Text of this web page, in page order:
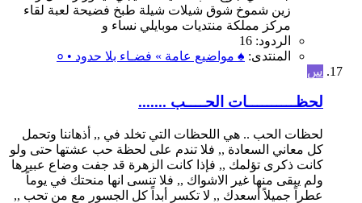
زين شموخ شوق شيلات شيلة طبخ فضيحة لعبة لقاء
مركز مملكة منتديات موبايلي نساء و
الردود: 16
المنتدى: ♠ مواضيع عامة » فضـاء بلا حدود • ०
س
لحظــــــــــات الحــــب .......
لحظات الحب .. هي اللحظات التي تخلد في ,, أذهاننا وتحمل
كل معاني السعادة ,, فلا تندم على لحظة حب عشتها حتى ولو
كانت ذكرى تؤلمك ,, فإذا كانت الزهرة قد جفت وضاع عبيرها
ولم يبقى منها غير الاشواك ,, فلا تنسى انها منحتك في يوماً
عطراً جميلاً أسعدك ,, لا تكسر أبداً كل الجسور مع من تحب ,,